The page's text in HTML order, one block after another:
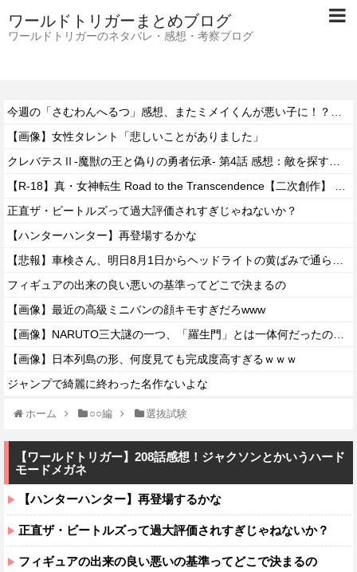
ワールドトリガーまとめブログ
ワールドトリガーのネタバレ・感想・考察ブログ
【画像】女性タレント「悲しいことがありました」
正直ザ・ビートルズって過大評価されすぎじゃねないか？
【ハンターハンター】再登場するかな
フィギュアの出来の良い悪いの基準ってどこで決まるの
【画像】最近の高級ミニバンの顔キモすぎだろwww
【画像】日本列島の形、何度見ても完成度高すぎるｗｗｗ
ジャンプで綺麗に終わった名作ないよな
ホーム ○○編 選抜試験
【ワールドトリガー】208話感想！ジャクソンとかいうハード
モードメガネ
【ハンターハンター】再登場するかな
正直ザ・ビートルズって過大評価されすぎじゃねないか？
フィギュアの出来の良い悪いの基準ってどこで決まるの